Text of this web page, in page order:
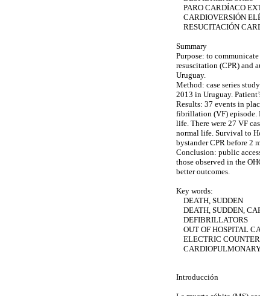
PARO CARDÍACO
CARDIOVERSIÓN
RESUCITACIÓN
Summary
Purpose: to
resuscitation (CPR) and
Uruguay.
Method: case series
2013 in Uruguay.
Results: 37 events in
fibrillation (VF) episode.
life. There were 27 VF
normal life. Survival to
bystander CPR before 2
Conclusion: public
those observed in the
better outcomes.
Key words:
DEATH, SUDDEN
DEATH, SUDDEN,
DEFIBRILLATORS
OUT OF HOSPITAL
ELECTRIC
Introducción